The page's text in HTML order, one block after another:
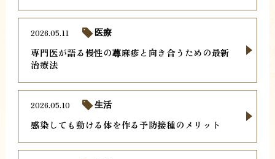
専門医が語る慢性の蕁麻疹と向き合うための最新
治療法
2026.05.11 医療
感染しても動ける体を作る予防接種のメリット
2026.05.10 生活